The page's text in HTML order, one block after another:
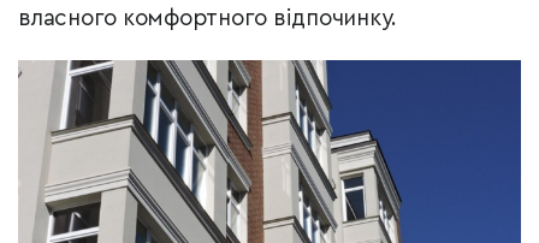
власного комфортного відпочинку.